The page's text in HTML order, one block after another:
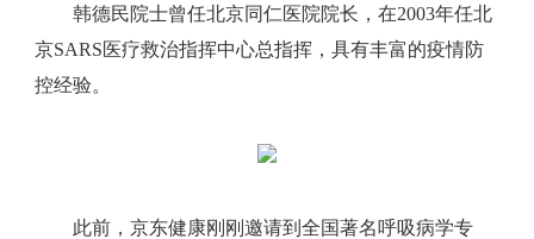
韩德民院士曾任北京同仁医院院长，在2003年任北
京SARS医疗救治指挥中心总指挥，具有丰富的疫情防
控经验。
此前，京东健康刚刚邀请到全国著名呼吸病学专